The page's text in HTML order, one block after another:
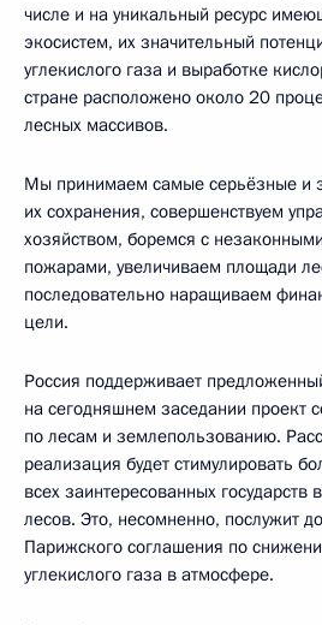
числе и на уникальный ресурс
экосистем, их значительный
углекислого газа и выработке
стране расположено около 20
лесных массивов.
Мы принимаем самые серьёзные и
их сохранения, совершенствуем
хозяйством, боремся с
пожарами, увеличиваем площади
последовательно наращиваем
цели.
Россия поддерживает
на сегодняшнем заседании проект
по лесам и землепользованию.
реализация будет стимулировать
всех заинтересованных государств
лесов. Это, несомненно, послужит
Парижского соглашения по
углекислого газа в атмосфере.